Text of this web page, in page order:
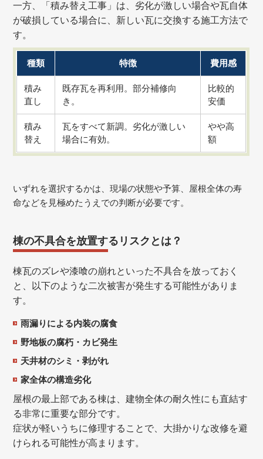
一方、「積み替え工事」は、劣化が激しい場合や瓦自体
が破損している場合に、新しい瓦に交換する施工方法で
す。
種類 特徴 費用感
積み
直し
既存瓦を再利用。部分補修向
き。
比較的
安価
積み
替え
瓦をすべて新調。劣化が激しい
場合に有効。
やや高
額
いずれを選択するかは、現場の状態や予算、屋根全体の寿
命などを見極めたうえでの判断が必要です。
棟の不具合を放置するリスクとは？
棟瓦のズレや漆喰の崩れといった不具合を放っておく
と、以下のような二次被害が発生する可能性がありま
す。
雨漏りによる内装の腐食
野地板の腐朽・カビ発生
天井材のシミ・剥がれ
家全体の構造劣化
屋根の最上部である棟は、建物全体の耐久性にも直結す
る非常に重要な部分です。
症状が軽いうちに修理することで、大掛かりな改修を避
けられる可能性が高まります。